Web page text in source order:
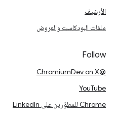
الأرشيف
ملفات البودكاست والعروض
Follow
@ChromiumDev on X
YouTube
Chrome للمطوّرين على LinkedIn